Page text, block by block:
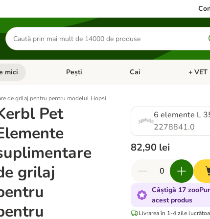
Căutare
produse
meniul cu categorii: Păsări
mici Deschideți meniul cu categorii: Animale mici
Pești Deschideți meniul cu
Cai +
de grilaj pentru pentru modelul Hopsi
Pet
grilaj
6 elemente L
2278841.0
82,90 lei
Câștigă 17
acest produs
Livrarea în 1-4 zile